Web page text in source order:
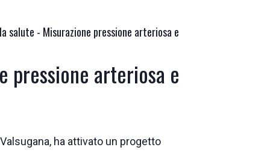
salute - Misurazione pressione arteriosa e
pressione arteriosa e
ha attivato un progetto